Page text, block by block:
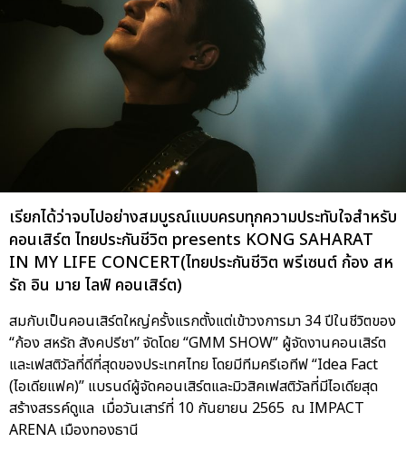
เรียกได้ว่าจบไปอย่างสมบูรณ์แบบครบทุกความประทับใจสำหรับ
คอนเสิร์ต ไทยประกันชีวิต presents KONG SAHARAT
IN MY LIFE CONCERT(ไทยประกันชีวิต พรีเซนต์ ก้อง สห
รัถ อิน มาย ไลฟ์ คอนเสิร์ต)
สมกับเป็นคอนเสิร์ตใหญ่ครั้งแรกตั้งแต่เข้าวงการมา 34 ปีในชีวิตของ
“ก้อง สหรัถ สังคปรีชา” จัดโดย “GMM SHOW” ผู้จัดงานคอนเสิร์ต
และเฟสติวัลที่ดีที่สุดของประเทศไทย โดยมีทีมครีเอทีฟ “Idea Fact
(ไอเดียแฟค)” แบรนด์ผู้จัดคอนเสิร์ตและมิวสิคเฟสติวัลที่มีไอเดียสุด
สร้างสรรค์ดูแล เมื่อวันเสาร์ที่ 10 กันยายน 2565 ณ IMPACT
ARENA เมืองทองธานี